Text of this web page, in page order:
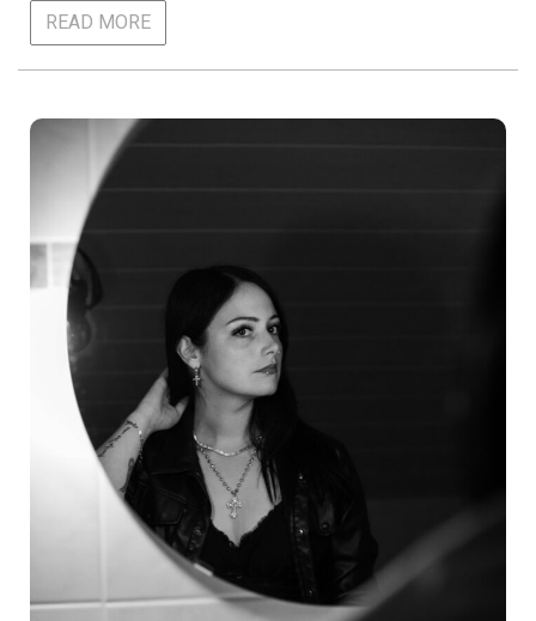
READ MORE